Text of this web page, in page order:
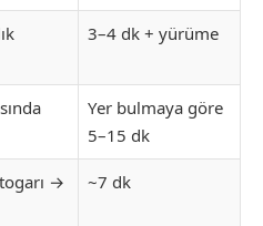
3–4 dk + yürüme
Yer bulmaya göre
5–15 dk
→
~7 dk